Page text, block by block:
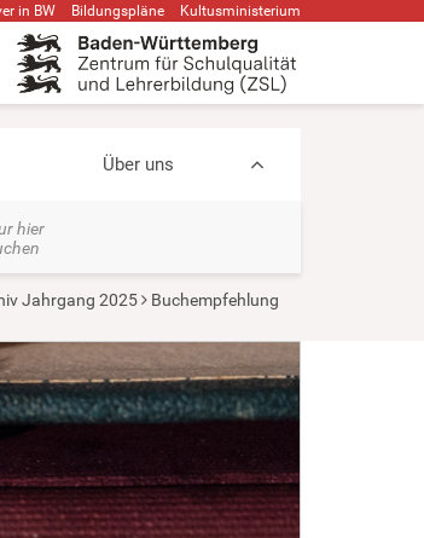
in BW Bildungspläne Kultusministerium
Über uns
hier
Jahrgang 2025
Buchempfehlung